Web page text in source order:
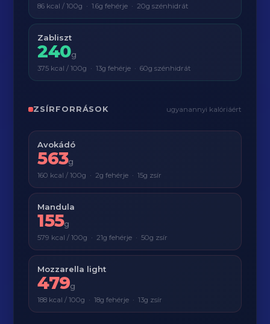
86 kcal / 100g · 1.6g fehérje · 20g szénhidrát
Zabliszt
240g
375 kcal / 100g · 13g fehérje · 60g szénhidrát
ZSÍRFORRÁSOK ugyanannyi kalóriáért
Avokádó
563g
160 kcal / 100g · 2g fehérje · 15g zsír
Mandula
155g
579 kcal / 100g · 21g fehérje · 50g zsír
Mozzarella light
479g
188 kcal / 100g · 18g fehérje · 13g zsír